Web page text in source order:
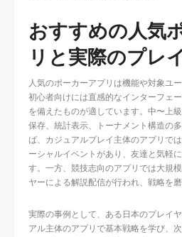
おすすめの人気
リと実際のプレ
人気のポーカーアプリは機能や対象ユ
初心者向けには直感的なインターフェ
を備えたものが適しています。中〜上
保存、統計表示、トーナメント構造の
ば、カジュアルプレイ主体のアプリで
ーシャルイベントがあり、友達と気軽
す。一方、競技志向のアプリでは大規
ヤーによる解説配信が行われ、戦略を磨
実際の事例として、ある日本のプレイ
アル主体のアプリで基本戦略を学び、